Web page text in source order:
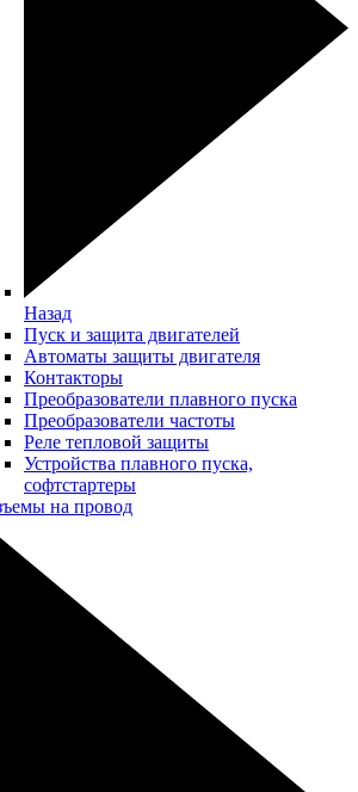
Назад
Пуск и защита двигателей
Автоматы защиты двигателя
Контакторы
Преобразователи плавного пуска
Преобразователи частоты
Реле тепловой защиты
Устройства плавного пуска,
софтстартеры
на провод